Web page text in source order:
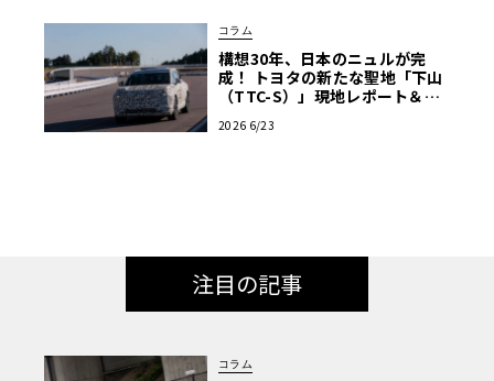
コラム
構想30年、日本のニュルが完
成！ トヨタの新たな聖地「下山
（TTC-S）」現地レポート＆新
2026 6/23
注目の記事
コラム